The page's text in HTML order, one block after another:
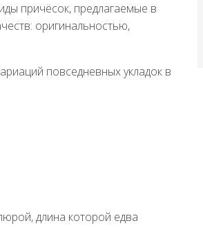
причёсок, предлагаемые в
оригинальностью,
повседневных укладок в
длина которой едва